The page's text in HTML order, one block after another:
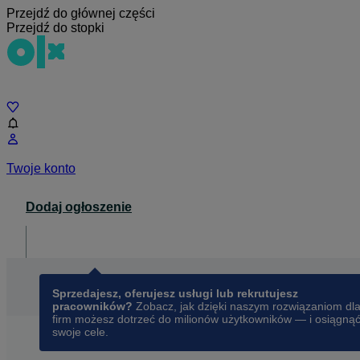
Przejdź do głównej części
Przejdź do stopki
Twoje konto
Dodaj ogłoszenie
Sprzedajesz, oferujesz usługi lub rekrutujesz
pracowników? Zobacz, jak dzięki naszym rozwiązaniom dla
firm możesz dotrzeć do milionów użytkowników — i osiągnąć
swoje cele.